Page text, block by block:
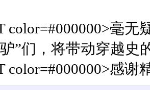
color=#000000>毫
驴”们，将带动穿越史
color=#000000>感谢